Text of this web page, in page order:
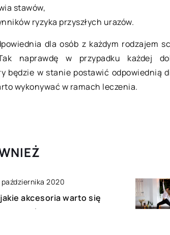
stawów,
ryzyka przyszłych urazów.
dla osób z każdym rodzajem
naprawdę w przypadku każdej
będzie w stanie postawić odpowiednią
wykonywać w ramach leczenia.
2020
akcesoria warto się
do uprawiania
Jak dobrać odzież w dużych
Obfite kształty są nierzadko
powodem rozlicznych problemów z
doborem właściwego stroju. Kobiety
puszyste pragną wyglądać dobrze,